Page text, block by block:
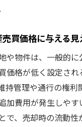
買価格に与える
や物件は、一般的
価格が低く設定され
持管理や通行の権利
加費用が発生しやす
で、売却時の流動性